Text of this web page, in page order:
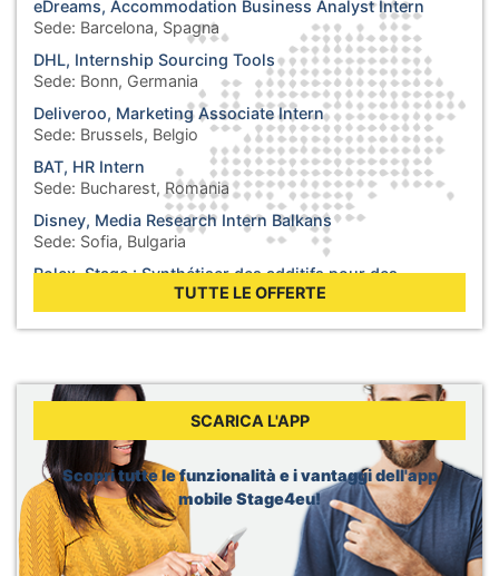
eDreams, Accommodation Business Analyst Intern
Sede: Barcelona, Spagna
DHL, Internship Sourcing Tools
Sede: Bonn, Germania
Deliveroo, Marketing Associate Intern
Sede: Brussels, Belgio
BAT, HR Intern
Sede: Bucharest, Romania
Disney, Media Research Intern Balkans
Sede: Sofia, Bulgaria
Rolex, Stage : Synthétiser des additifs pour des
Sede: Biel, Svizzera
WHO, Internship - Nutrition and Food Safety
Geneva, Svizzera
Dior, Merchandising Intern
Sede: Brussels, Belgio
TUTTE LE OFFERTE
SCARICA L'APP
Scopri tutte le funzionalità e i vantaggi dell'app
mobile Stage4eu!